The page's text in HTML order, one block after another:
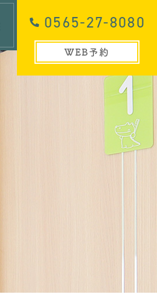
0565-27-8080
WEB予約